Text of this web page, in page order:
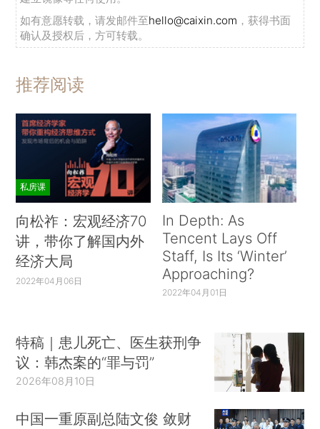
如有意愿转载，请发邮件至hello@caixin.com ，获得书面
确认及授权后，方可转载。
推荐阅读
私房课
向松祚：宏观经济70
讲，带你了解国内外
经济大局
2022年04月06日
In Depth: As
Tencent Lays Off
Staff, Is Its ‘Winter’
Approaching?
2022年04月01日
特稿｜患儿死亡、医生获刑争
议：韩杰案的“罪与罚”
2026年08月10日
中国一重原副总陆文俊 敛财